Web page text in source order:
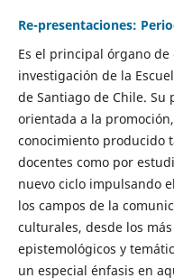
Re-presentaciones:
Es el principal órgano
investigación de la
de Santiago de Chile. Su
orientada a la
conocimiento producido
docentes como por
nuevo ciclo impulsando
los campos de la
culturales, desde los
epistemológicos y
un especial énfasis en